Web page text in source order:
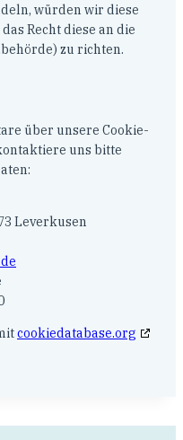
würden wir diese
Recht diese an die
zu richten.
über unsere Cookie-
uns bitte
Leverkusen
cookiedatabase.org